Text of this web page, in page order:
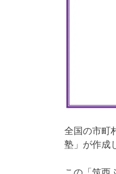
全国の市町
塾」が作成